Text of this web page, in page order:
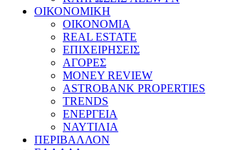
ΟΙΚΟΝΟΜΙΚΗ
ΟΙΚΟΝΟΜΙΑ
REAL ESTATE
ΕΠΙΧΕΙΡΗΣΕΙΣ
ΑΓΟΡΕΣ
MONEY REVIEW
ASTROBANK PROPERTIES
TRENDS
ΕΝΕΡΓΕΙΑ
ΝΑΥΤΙΛΙΑ
ΠΕΡΙΒΑΛΛΟΝ